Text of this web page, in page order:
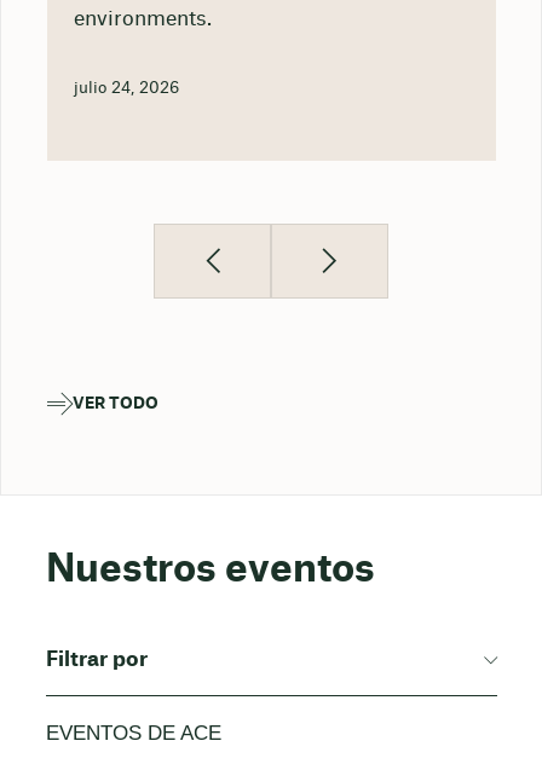
environments.
julio 24, 2026
VER TODO
Nuestros eventos
Filtrar por
EVENTOS DE ACE